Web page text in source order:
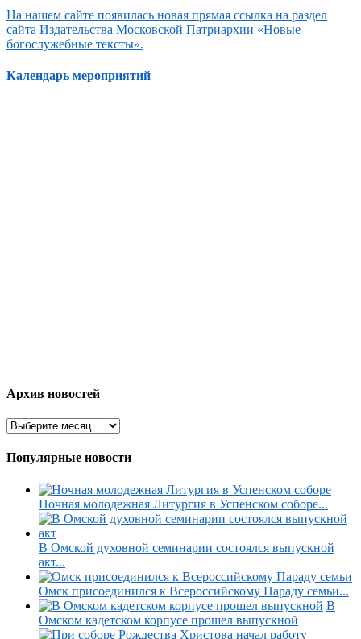
На нашем сайте появилась новая прямая ссылка на раздел
сайта Издательства Московской Патриархии «Новые
богослужебные тексты».
Календарь мероприятий
Архив новостей
Популярные новости
Ночная молодежная Литургия в Успенском соборе...
В Омской духовной семинарии состоялся выпускной
акт...
Омск присоединился к Всероссийскому Параду семьи...
В
Омском кадетском корпусе прошел выпускной